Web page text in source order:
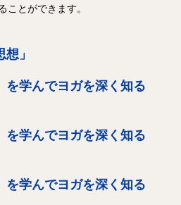
ことができます。
」
を学んでヨガを深く知る
を学んでヨガを深く知る
を学んでヨガを深く知る